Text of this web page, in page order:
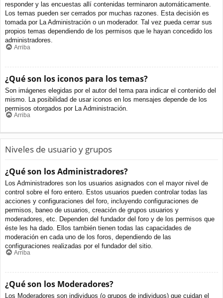
responder y las encuestas allí contenidas terminaron automáticamente.
Los temas pueden ser cerrados por muchas razones. Esta decisión es
tomada por La Administración o un moderador. Tal vez pueda cerrar sus
propios temas dependiendo de los permisos que le hayan concedido los
administradores.
Arriba
¿Qué son los iconos para los temas?
Son imágenes elegidas por el autor del tema para indicar el contenido del
mismo. La posibilidad de usar iconos en los mensajes depende de los
permisos otorgados por La Administración.
Arriba
Niveles de usuario y grupos
¿Qué son los Administradores?
Los Administradores son los usuarios asignados con el mayor nivel de
control sobre el foro entero. Estos usuarios pueden controlar todas las
acciones y configuraciones del foro, incluyendo configuraciones de
permisos, baneo de usuarios, creación de grupos usuarios y
moderadores, etc. Dependen del fundador del foro y de los permisos que
éste les ha dado. Ellos también tienen todas las capacidades de
moderación en cada uno de los foros, dependiendo de las
configuraciones realizadas por el fundador del sitio.
Arriba
¿Qué son los Moderadores?
Los Moderadores son individuos (o grupos de individuos) que cuidan el